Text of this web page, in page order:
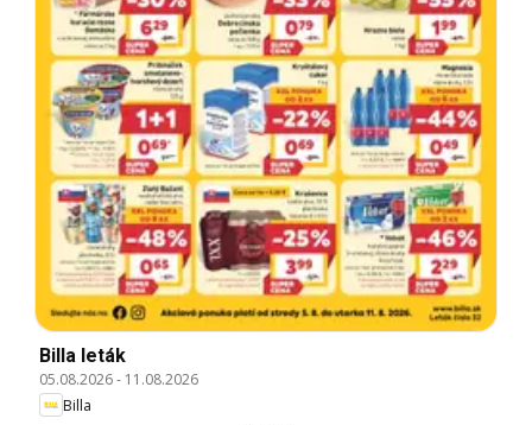
Billa leták
05.08.2026- 11.08.2026
Billa